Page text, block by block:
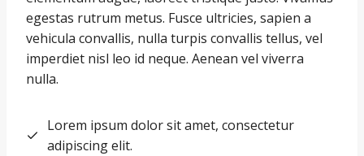
egestas rutrum metus. Fusce ultricies, sapien a
vehicula convallis, nulla turpis convallis tellus, vel
imperdiet nisl leo id neque. Aenean vel viverra
nulla.
Lorem ipsum dolor sit amet, consectetur
adipiscing elit.